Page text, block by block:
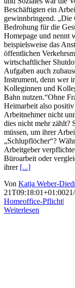
Beschäftigten ein
gewinnbringend. „Die
Bedrohung für die
Homepage und nennt
beispielsweise das
öffentlichen
wirtschaftlicher
Aufgaben auch
Instrument, denn wer
Kolleginnen und
Bahn nutzen.“Ohne
Heimarbeit also
Arbeitnehmer nicht
dies nicht mehr zählt?
müssen, um ihrer
„Schlupflöcher“?
Arbeitgeber
Büroarbeit oder
ihrer [...]
Von Katja Weber-
21T09:18:01+01:00
Homeoffice-Pflicht|
Weiterlesen